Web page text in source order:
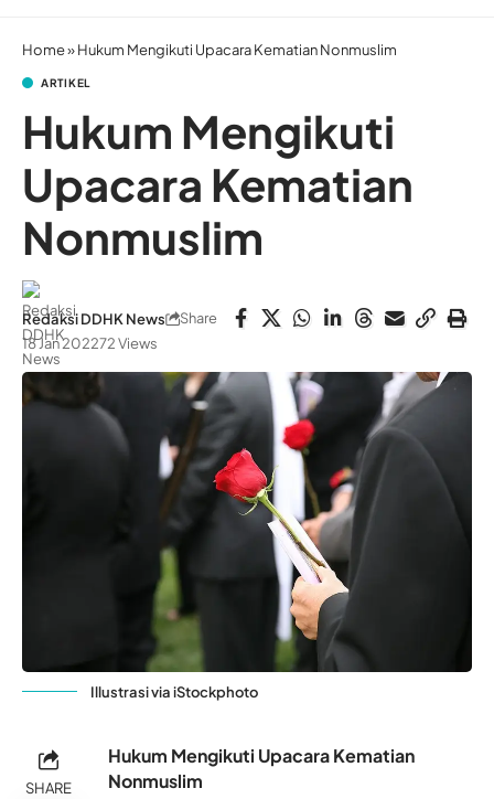
Home»Hukum Mengikuti Upacara Kematian Nonmuslim
ARTIKEL
Hukum Mengikuti
Upacara Kematian
Nonmuslim
Redaksi DDHK News
18 Jan 202272 Views
Share
Illustrasi via iStockphoto
SHARE
Hukum Mengikuti Upacara Kematian
Nonmuslim